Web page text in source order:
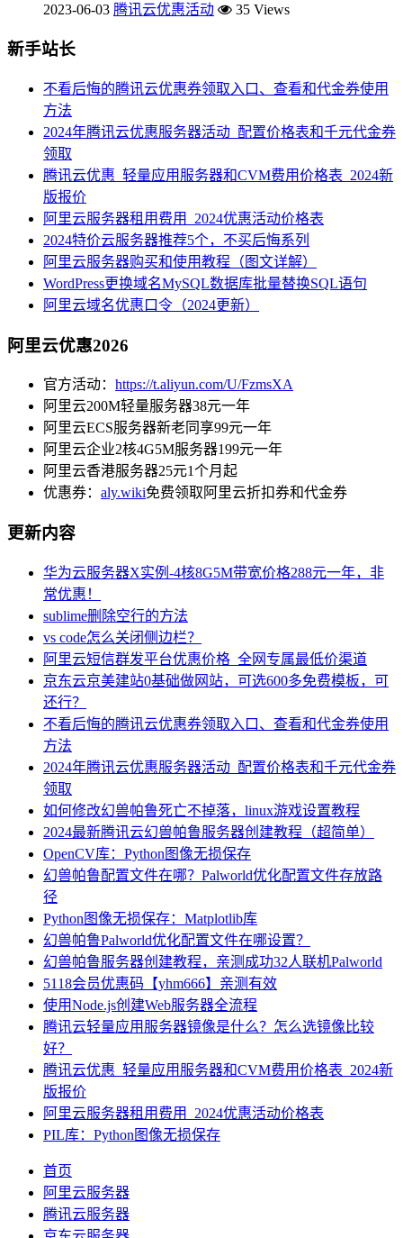
2023-06-03 腾讯云优惠活动 35 Views
新手站长
不看后悔的腾讯云优惠券领取入口、查看和代金券使用
方法
2024年腾讯云优惠服务器活动_配置价格表和千元代金券
领取
腾讯云优惠_轻量应用服务器和CVM费用价格表_2024新
版报价
阿里云服务器租用费用_2024优惠活动价格表
2024特价云服务器推荐5个，不买后悔系列
阿里云服务器购买和使用教程（图文详解）
WordPress更换域名MySQL数据库批量替换SQL语句
阿里云域名优惠口令（2024更新）
阿里云优惠2026
官方活动： https://t.aliyun.com/U/FzmsXA
阿里云200M轻量服务器38元一年
阿里云ECS服务器新老同享99元一年
阿里云企业2核4G5M服务器199元一年
阿里云香港服务器25元1个月起
优惠券： aly.wiki免费领取阿里云折扣券和代金券
更新内容
华为云服务器X实例-4核8G5M带宽价格288元一年，非
常优惠！
sublime删除空行的方法
vs code怎么关闭侧边栏？
阿里云短信群发平台优惠价格_全网专属最低价渠道
京东云京美建站0基础做网站，可选600多免费模板，可
还行？
不看后悔的腾讯云优惠券领取入口、查看和代金券使用
方法
2024年腾讯云优惠服务器活动_配置价格表和千元代金券
领取
如何修改幻兽帕鲁死亡不掉落，linux游戏设置教程
2024最新腾讯云幻兽帕鲁服务器创建教程（超简单）
OpenCV库：Python图像无损保存
幻兽帕鲁配置文件在哪？Palworld优化配置文件存放路
径
Python图像无损保存：Matplotlib库
幻兽帕鲁Palworld优化配置文件在哪设置？
幻兽帕鲁服务器创建教程，亲测成功32人联机Palworld
5118会员优惠码【yhm666】亲测有效
使用Node.js创建Web服务器全流程
腾讯云轻量应用服务器镜像是什么？怎么选镜像比较
好？
腾讯云优惠_轻量应用服务器和CVM费用价格表_2024新
版报价
阿里云服务器租用费用_2024优惠活动价格表
PIL库：Python图像无损保存
首页
阿里云服务器
腾讯云服务器